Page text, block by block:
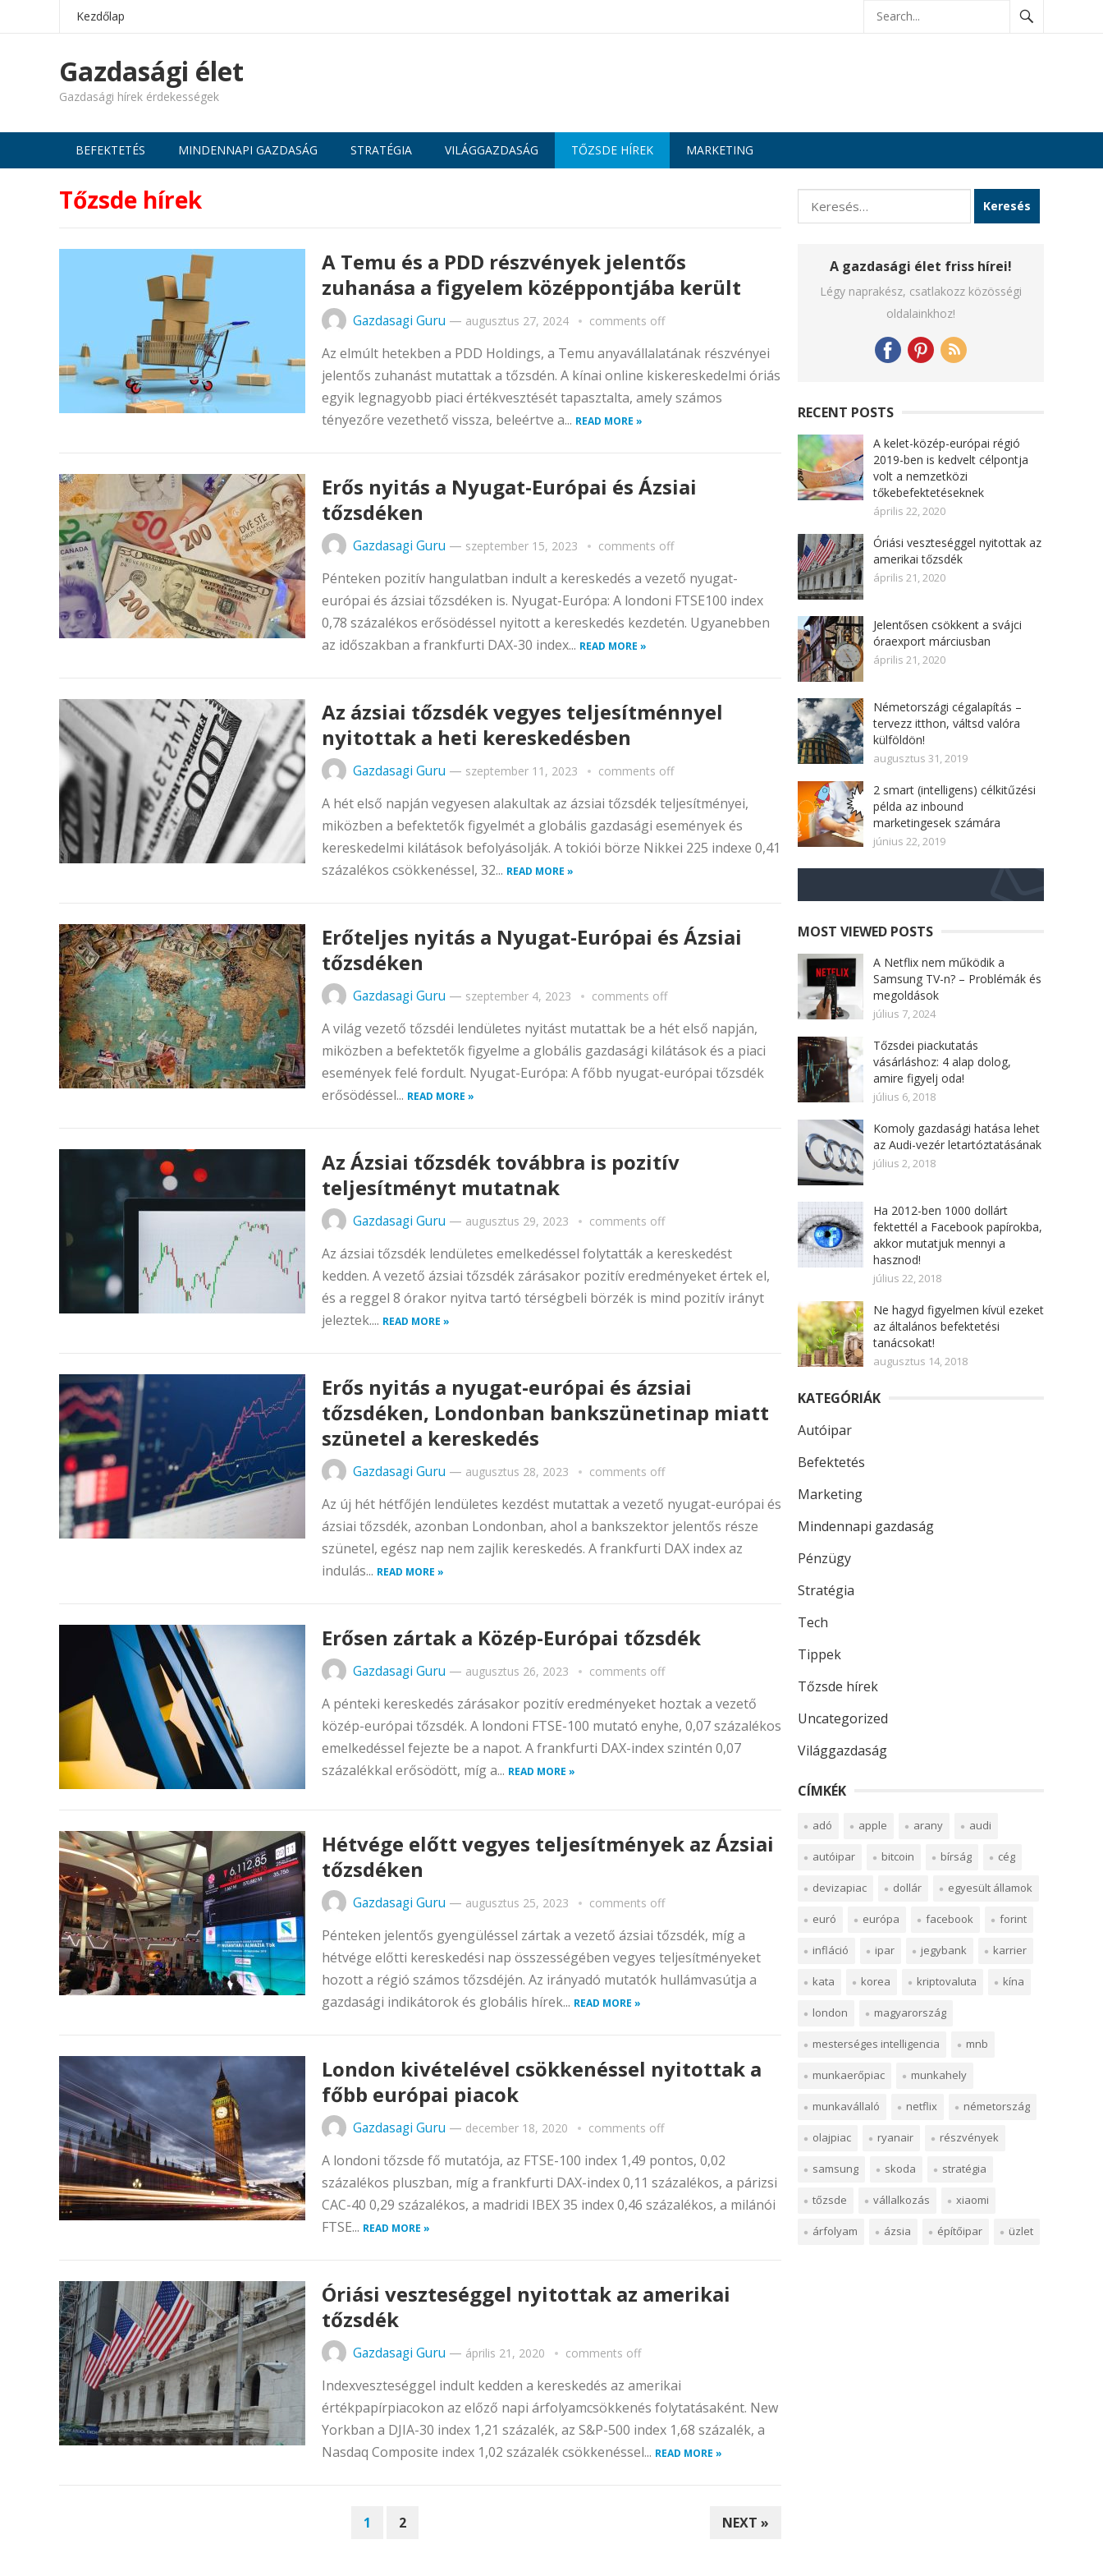
Kezdőlap
Gazdasági élet
Gazdasági hírek érdekességek
BEFEKTETÉS MINDENNAPI GAZDASÁG STRATÉGIA VILÁGGAZDASÁG TŐZSDE HÍREK MARKETING
Tőzsde hírek
A Temu és a PDD részvények jelentős
zuhanása a figyelem középpontjába került
Gazdasagi Guru — augusztus 27, 2024 comments off
Az elmúlt hetekben a PDD Holdings, a Temu anyavállalatának részvényei
jelentős zuhanást mutattak a tőzsdén. A kínai online kiskereskedelmi óriás
egyik legnagyobb piaci értékvesztését tapasztalta, amely számos
tényezőre vezethető vissza, beleértve a... READ MORE »
Erős nyitás a Nyugat-Európai és Ázsiai
tőzsdéken
Gazdasagi Guru — szeptember 15, 2023 comments off
Pénteken pozitív hangulatban indult a kereskedés a vezető nyugat-
európai és ázsiai tőzsdéken is. Nyugat-Európa: A londoni FTSE100 index
0,78 százalékos erősödéssel nyitott a kereskedés kezdetén. Ugyanebben
az időszakban a frankfurti DAX-30 index... READ MORE »
Az ázsiai tőzsdék vegyes teljesítménnyel
nyitottak a heti kereskedésben
Gazdasagi Guru — szeptember 11, 2023 comments off
A hét első napján vegyesen alakultak az ázsiai tőzsdék teljesítményei,
miközben a befektetők figyelmét a globális gazdasági események és
kereskedelmi kilátások befolyásolják. A tokiói börze Nikkei 225 indexe 0,41
százalékos csökkenéssel, 32... READ MORE »
Erőteljes nyitás a Nyugat-Európai és Ázsiai
tőzsdéken
Gazdasagi Guru — szeptember 4, 2023 comments off
A világ vezető tőzsdéi lendületes nyitást mutattak be a hét első napján,
miközben a befektetők figyelme a globális gazdasági kilátások és a piaci
események felé fordult. Nyugat-Európa: A főbb nyugat-európai tőzsdék
erősödéssel... READ MORE »
Az Ázsiai tőzsdék továbbra is pozitív
teljesítményt mutatnak
Gazdasagi Guru — augusztus 29, 2023 comments off
Az ázsiai tőzsdék lendületes emelkedéssel folytatták a kereskedést
kedden. A vezető ázsiai tőzsdék zárásakor pozitív eredményeket értek el,
és a reggel 8 órakor nyitva tartó térségbeli börzék is mind pozitív irányt
jeleztek.... READ MORE »
Erős nyitás a nyugat-európai és ázsiai
tőzsdéken, Londonban bankszünetinap miatt
szünetel a kereskedés
Gazdasagi Guru — augusztus 28, 2023 comments off
Az új hét hétfőjén lendületes kezdést mutattak a vezető nyugat-európai és
ázsiai tőzsdék, azonban Londonban, ahol a bankszektor jelentős része
szünetel, egész nap nem zajlik kereskedés. A frankfurti DAX index az
indulás... READ MORE »
Erősen zártak a Közép-Európai tőzsdék
Gazdasagi Guru — augusztus 26, 2023 comments off
A pénteki kereskedés zárásakor pozitív eredményeket hoztak a vezető
közép-európai tőzsdék. A londoni FTSE-100 mutató enyhe, 0,07 százalékos
emelkedéssel fejezte be a napot. A frankfurti DAX-index szintén 0,07
százalékkal erősödött, míg a... READ MORE »
Hétvége előtt vegyes teljesítmények az Ázsiai
tőzsdéken
Gazdasagi Guru — augusztus 25, 2023 comments off
Pénteken jelentős gyengüléssel zártak a vezető ázsiai tőzsdék, míg a
hétvége előtti kereskedési nap összességében vegyes teljesítményeket
hozott a régió számos tőzsdéjén. Az irányadó mutatók hullámvasútja a
gazdasági indikátorok és globális hírek... READ MORE »
London kivételével csökkenéssel nyitottak a
főbb európai piacok
Gazdasagi Guru — december 18, 2020 comments off
A londoni tőzsde fő mutatója, az FTSE-100 index 1,49 pontos, 0,02
százalékos pluszban, míg a frankfurti DAX-index 0,11 százalékos, a párizsi
CAC-40 0,29 százalékos, a madridi IBEX 35 index 0,46 százalékos, a milánói
FTSE... READ MORE »
Óriási veszteséggel nyitottak az amerikai
tőzsdék
Gazdasagi Guru — április 21, 2020 comments off
Indexveszteséggel indult kedden a kereskedés az amerikai
értékpapírpiacokon az előző napi árfolyamcsökkenés folytatásaként. New
Yorkban a DJIA-30 index 1,21 százalék, az S&P-500 index 1,68 százalék, a
Nasdaq Composite index 1,02 százalék csökkenéssel... READ MORE »
1 2 NEXT »
Keresés:
A gazdasági élet friss hírei!
Légy naprakész, csatlakozz közösségi
oldalainkhoz!
RECENT POSTS
A kelet-közép-európai régió
2019-ben is kedvelt célpontja
volt a nemzetközi
tőkebefektetéseknek
április 22, 2020
Óriási veszteséggel nyitottak az
amerikai tőzsdék
április 21, 2020
Jelentősen csökkent a svájci
óraexport márciusban
április 21, 2020
Németországi cégalapítás –
tervezz itthon, váltsd valóra
külföldön!
augusztus 31, 2019
2 smart (intelligens) célkitűzési
példa az inbound
marketingesek számára
június 22, 2019
MOST VIEWED POSTS
A Netflix nem működik a
Samsung TV-n? – Problémák és
megoldások
július 7, 2024
Tőzsdei piackutatás
vásárláshoz: 4 alap dolog,
amire figyelj oda!
július 6, 2018
Komoly gazdasági hatása lehet
az Audi-vezér letartóztatásának
július 2, 2018
Ha 2012-ben 1000 dollárt
fektettél a Facebook papírokba,
akkor mutatjuk mennyi a
hasznod!
július 22, 2018
Ne hagyd figyelmen kívül ezeket
az általános befektetési
tanácsokat!
augusztus 14, 2018
KATEGÓRIÁK
Autóipar
Befektetés
Marketing
Mindennapi gazdaság
Pénzügy
Stratégia
Tech
Tippek
Tőzsde hírek
Uncategorized
Világgazdaság
CÍMKÉK
adó apple arany audi
autóipar bitcoin bírság cég
devizapiac dollár egyesült államok
euró európa facebook forint
infláció ipar jegybank karrier
kata korea kriptovaluta kína
london magyarország
mesterséges intelligencia mnb
munkaerőpiac munkahely
munkavállaló netflix németország
olajpiac ryanair részvények
samsung skoda stratégia
tőzsde vállalkozás xiaomi
árfolyam ázsia építőipar üzlet